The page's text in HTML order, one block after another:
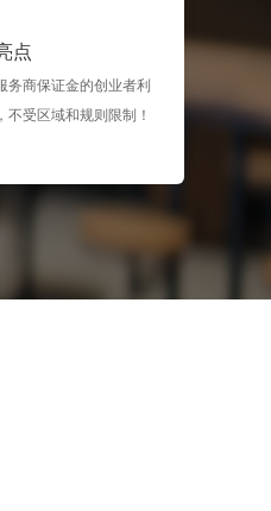
点
务商保证金的创业者利
不受区域和规则限制！